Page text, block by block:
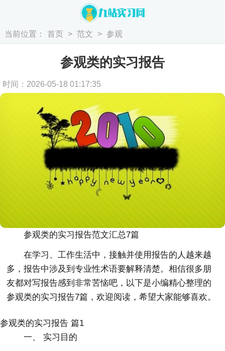
当前位置： 首页 > 范文 > 参观
参观类的实习报告
时间：2026-05-18 01:17:35
参观类的实习报告范文汇总7篇
在学习、工作生活中，接触并使用报告的人越来越
多，报告中涉及到专业性术语要解释清楚。相信很多朋
友都对写报告感到非常苦恼吧，以下是小编精心整理的
参观类的实习报告7篇，欢迎阅读，希望大家能够喜欢。
参观类的实习报告 篇1
一、 实习目的